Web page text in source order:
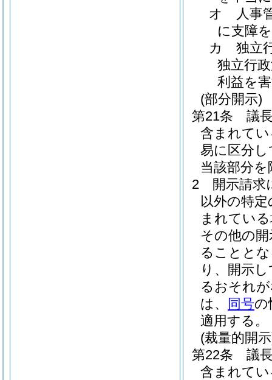
オ
人事
に支障
カ
独立
独立行
利益を
(部分開示)
第21条
議
含まれて
易に区分
当該部分
2
開示請求
以外の特
まれてい
その他の
ることと
り、開示
るおそれ
は、
同号の
適用する。
(裁量的開
第22条
議
含まれて